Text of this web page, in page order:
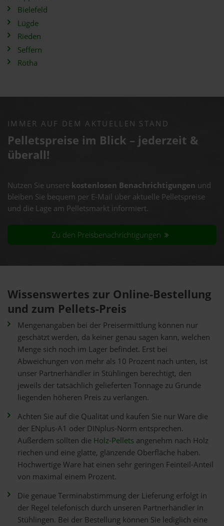
Bielefeld
Lügde
Rieden
Seffern
Rötha
IMMER AUF DEM AKTUELLEN STAND
Pelletspreise im Blick – jederzeit &
überall!
Nutzen Sie unsere kostenlosen Benachrichtigungen und
bleiben Sie bequem per E-Mail über aktuelle Pelletspreise
und die Lage am Pelletsmarkt informiert.
Zu den Preisbenachrichtigungen
Wissenswertes zur Online-Bestellung
und zum Pellets-Preis
Mengenangaben bei der Preisermittlung können nur
geschätzt werden, da keiner genau sagen kann, welchen
Menge sich noch im Lager befindet. Erst bei
Abweichungen von mehr als 10 Prozent nach unten, ist
unser Partnerhändler in Stühlingen berechtigt, den
jeweils der tatsächlich gelieferten Tonnage zu Grunde
liegenden höheren Preis zu verlangen.
Achten Sie auf die Qualität und kaufen Sie nur Ware die
der ENplus-A1 oder DINplus-Norm entsprechen.
Außerdem sollten die Holz-Pellets angenehm nach Holz
riechen und eine glatte, glänzende Oberfläche haben.
Hochwertige Ware hat einen sehr geringen Feinteil-Anteil
von maximal einem Prozent.
Die genaue Terminabstimmung der Lieferung erfolgt in
der Regel telefonisch durch unseren Partnerhändler in
Stühlingen. Bei der Bestellung können Sie lediglich eine